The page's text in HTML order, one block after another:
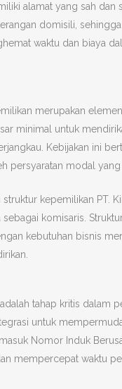
alamat yang sah dan
domisili,
waktu dan biaya
merupakan
minimal untuk
Kebijakan ini
persyaratan modal
kepemilikan PT.
komisaris.
kebutuhan bisnis
tahap kritis dalam
untuk
Nomor Induk
mempercepat waktu